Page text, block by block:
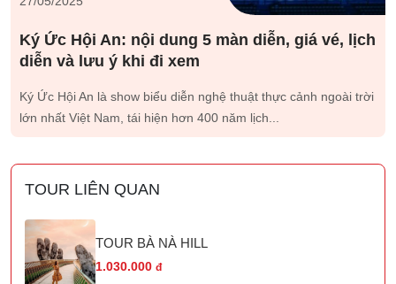
Ký Ức Hội An: nội dung 5 màn diễn, giá vé, lịch
diễn và lưu ý khi đi xem
Ký Ức Hội An là show biểu diễn nghệ thuật thực cảnh ngoài trời
lớn nhất Việt Nam, tái hiện hơn 400 năm lịch...
TOUR LIÊN QUAN
TOUR BÀ NÀ HILL
1.030.000 đ